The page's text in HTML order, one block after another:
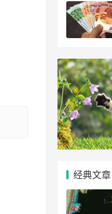
经典文章